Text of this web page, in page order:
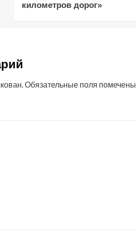
километров дорог»
Обязательные поля помечены